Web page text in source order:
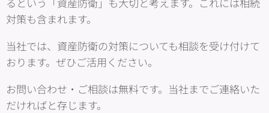
対策も含まれます。
当社では、資産防衛の対策についても相談を受け付けて
おります。ぜひご活用ください。
お問い合わせ・ご相談は無料です。当社までご連絡いた
だければと存じます。